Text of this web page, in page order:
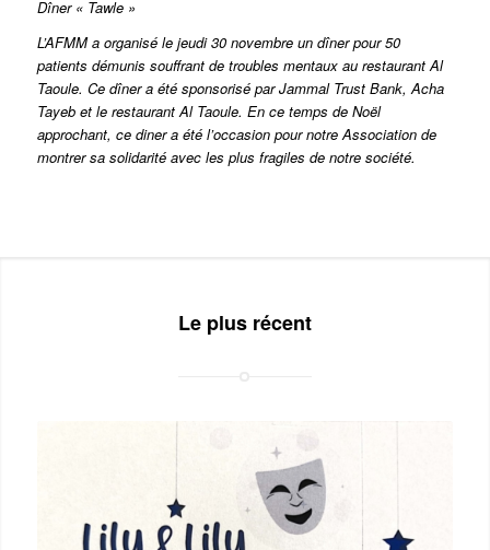
Dîner « Tawle »
L’AFMM a organisé le jeudi 30 novembre un dîner pour 50
patients démunis souffrant de troubles mentaux au restaurant Al
Taoule. Ce dîner a été sponsorisé par Jammal Trust Bank, Acha
Tayeb et le restaurant Al Taoule. En ce temps de Noël
approchant, ce diner a été l’occasion pour notre Association de
montrer sa solidarité avec les plus fragiles de notre société.
Le plus récent